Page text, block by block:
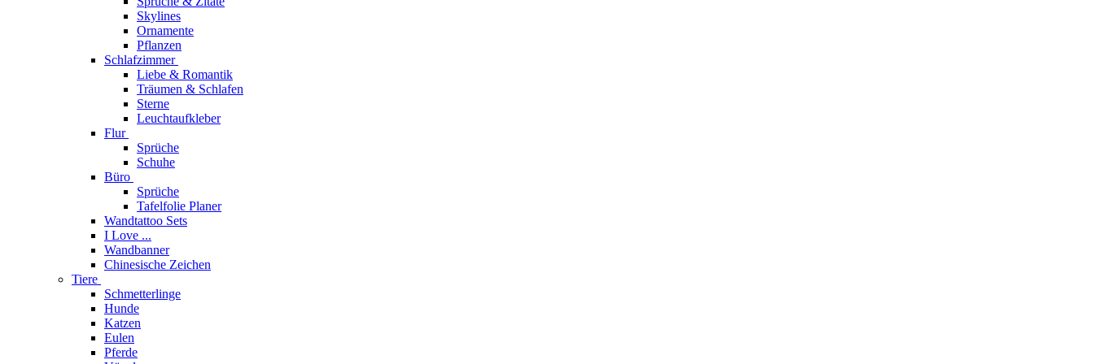
Skylines
Ornamente
Pflanzen
Schlafzimmer
Liebe & Romantik
Träumen & Schlafen
Sterne
Leuchtaufkleber
Flur
Sprüche
Schuhe
Büro
Sprüche
Tafelfolie Planer
Wandtattoo Sets
I Love ...
Wandbanner
Chinesische Zeichen
Tiere
Schmetterlinge
Hunde
Katzen
Eulen
Pferde